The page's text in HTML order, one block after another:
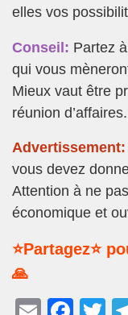
elles vos
Conseil: Partez
qui vous
Mieux vaut être
réunion d’affaires.
Advertissement:
vous devez
Attention à ne
économique et
⭐Partagez⭐
🙏